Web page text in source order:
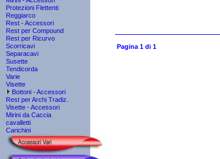
Protezioni Flettenti
Reggiarco
Rest - Accessori
Rest per Compound
Rest per Ricurvo
Scorricavi
Separacavi
Susette
Tendicorda
Varie
Visette
Bottoni - Accessori
Rest per Archi Tradiz.
Visette - Accessori
Mirini da Caccia
cavalletti
Carichini
Pagina 1 di 1